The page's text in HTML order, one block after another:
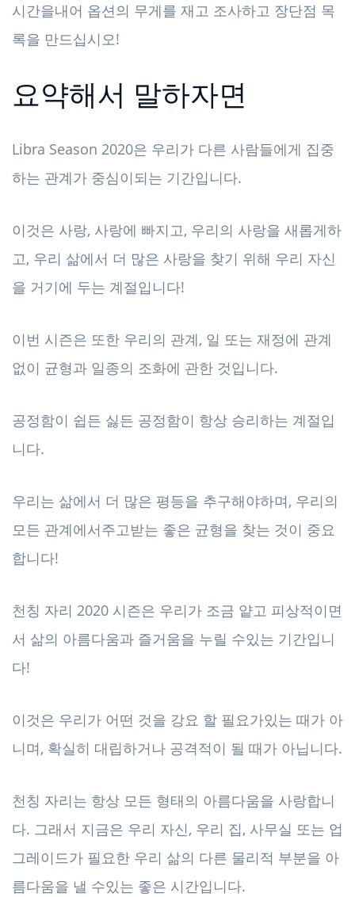
시간을내어 옵션의 무게를 재고 조사하고 장단점 목
록을 만드십시오!
요약해서 말하자면
Libra Season 2020은 우리가 다른 사람들에게 집중
하는 관계가 중심이되는 기간입니다.
이것은 사랑, 사랑에 빠지고, 우리의 사랑을 새롭게하
고, 우리 삶에서 더 많은 사랑을 찾기 위해 우리 자신
을 거기에 두는 계절입니다!
이번 시즌은 또한 우리의 관계, 일 또는 재정에 관계
없이 균형과 일종의 조화에 관한 것입니다.
공정함이 쉽든 싫든 공정함이 항상 승리하는 계절입
니다.
우리는 삶에서 더 많은 평등을 추구해야하며, 우리의
모든 관계에서주고받는 좋은 균형을 찾는 것이 중요
합니다!
천칭 자리 2020 시즌은 우리가 조금 얕고 피상적이면
서 삶의 아름다움과 즐거움을 누릴 수있는 기간입니
다!
이것은 우리가 어떤 것을 강요 할 필요가있는 때가 아
니며, 확실히 대립하거나 공격적이 될 때가 아닙니다.
천칭 자리는 항상 모든 형태의 아름다움을 사랑합니
다. 그래서 지금은 우리 자신, 우리 집, 사무실 또는 업
그레이드가 필요한 우리 삶의 다른 물리적 부분을 아
름다움을 낼 수있는 좋은 시간입니다.